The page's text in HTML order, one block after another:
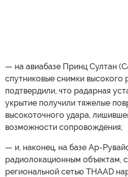
— на авиабазе Принц Султан
спутниковые снимки высокого
подтвердили, что радарная
укрытие получили тяжелые
высокоточного удара,
возможности сопровождения;
— и, наконец, на базе Ар-
радиолокационным объектам,
региональной сетью THAAD